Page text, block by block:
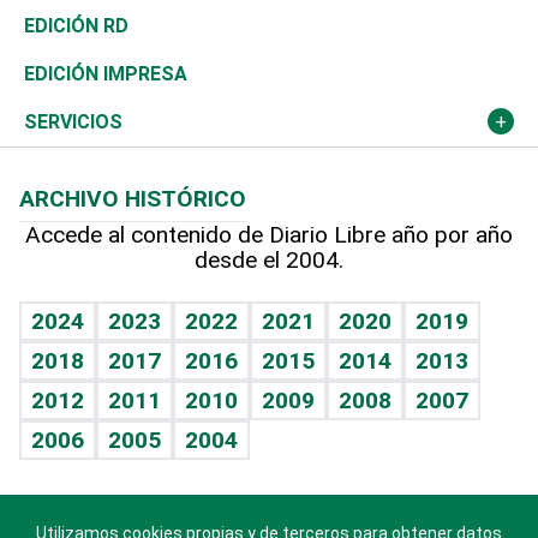
Ocenanía
Caribe
Resto del mundo
Telecom.
Global y variable
Economía personal
Sociales
Novedades
Podcast Arte Libre
Hablando con el pediatra
Vida y familia
Eñe
Celebrando la vida
Sin complejos
En pocas palabras
Tenis
Olimpismo
Más deportes
TBT Deportivo
El Espía
Noticiero Poteleche
Columnistas
Más firmas
Historia
Martes de tecnología
Cambio climático
Revista
Deportes
Opinión
Hecho en casa
Guía del dinero
EDICIÓN RD
EDICIÓN IMPRESA
SERVICIOS
Cumpleaños
Horóscopos
Crucigramas
ARCHIVO HISTÓRICO
Accede al contenido de Diario Libre año por año
desde el 2004.
2024 2023 2022 2021 2020
2019
2018
2017 2016 2015 2014
2013
2012
2011 2010 2009 2008
2007
2006
2005 2004
Utilizamos cookies propias y de terceros para obtener datos